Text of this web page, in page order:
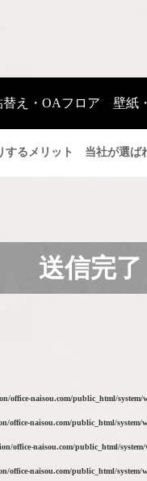
替え・OAフロア 壁紙
するメリット 当社が選ば
送信完了
office-naisou.com/public_html/system/
office-naisou.com/public_html/system/
office-naisou.com/public_html/
office-naisou.com/public_html/system/
ト